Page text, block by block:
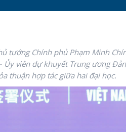
tướng Chính phủ Phạm Minh
Ủy viên dự khuyết Trung ương
thuận hợp tác giữa hai đại học.